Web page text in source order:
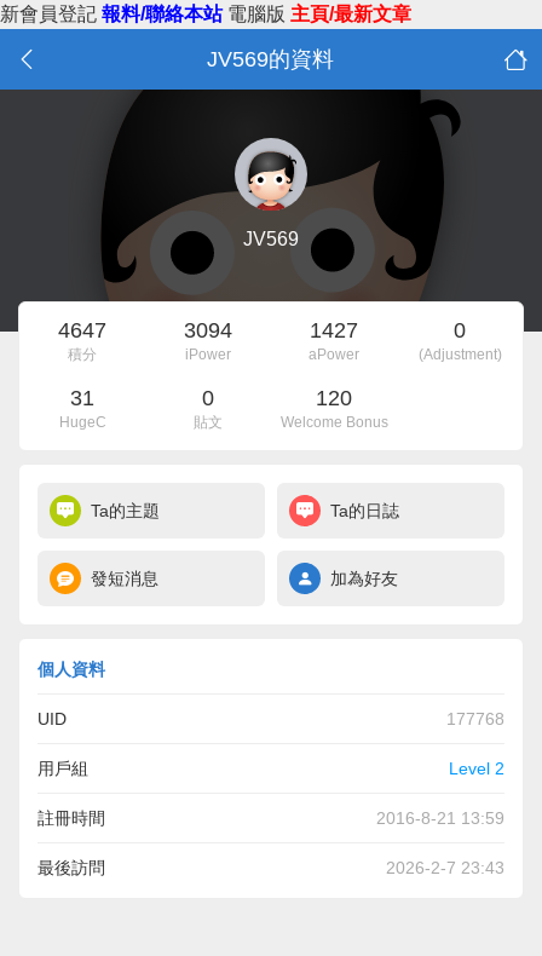
新會員登記 報料/聯絡本站 電腦版 主頁/最新文章
JV569的資料
JV569
4647
積分
3094
iPower
1427
aPower
0
(Adjustment)
31
HugeC
0
貼文
120
Welcome Bonus
Ta的主題 Ta的日誌
發短消息 加為好友
個人資料
UID 177768
用戶組 Level 2
註冊時間 2016-8-21 13:59
最後訪問 2026-2-7 23:43